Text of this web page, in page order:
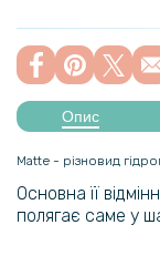
Опис
Matte - різновид
Основна її
полягає саме у